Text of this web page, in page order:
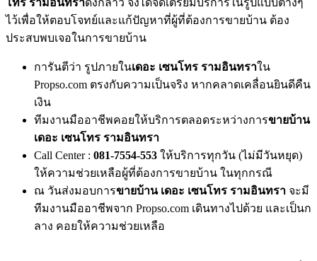
โทร รามอินทราดังกล่าว จึงได้จัดเตรียมบริการในรูปแบบต่างๆ
ไว้เพื่อให้ตอบโจทย์และแก้ปัญหาที่ผู้ที่ต้องการขายบ้าน ต้อง
ประสบพบเจอในการขายบ้าน
การันตีว่า รูปภายในเดอะ เซนโทร รามอินทราใน
Propso.com ตรงกับความเป็นจริง หากคลาดเคลื่อนยินดีคืน
เงิน
ทีมงานมืออาชีพคอยให้บริการตลอดระหว่างการขายบ้าน
เดอะ เซนโทร รามอินทรา
Call Center : 081-7554-553 ให้บริการทุกวัน (ไม่มีวันหยุด)
ให้ความช่วยเหลือผู้ที่ต้องการขายบ้าน ในทุกกรณี
ณ วันส่งมอบการขายบ้าน เดอะ เซนโทร รามอินทรา จะมี
ทีมงานมืออาชีพจาก Propso.com เดินทางไปด้วย และเป็นก
ลาง คอยให้ความช่วยเหลือ